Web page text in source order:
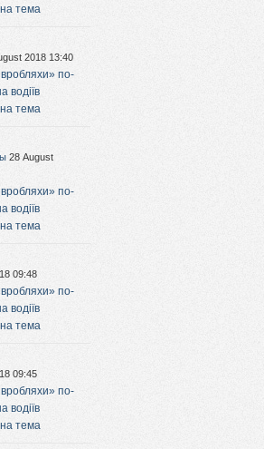
тема
2018 13:40
по-
водіїв
тема
28 August
по-
водіїв
тема
09:48
по-
водіїв
тема
09:45
по-
водіїв
тема